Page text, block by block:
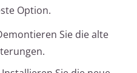
Option.
Sie die alte